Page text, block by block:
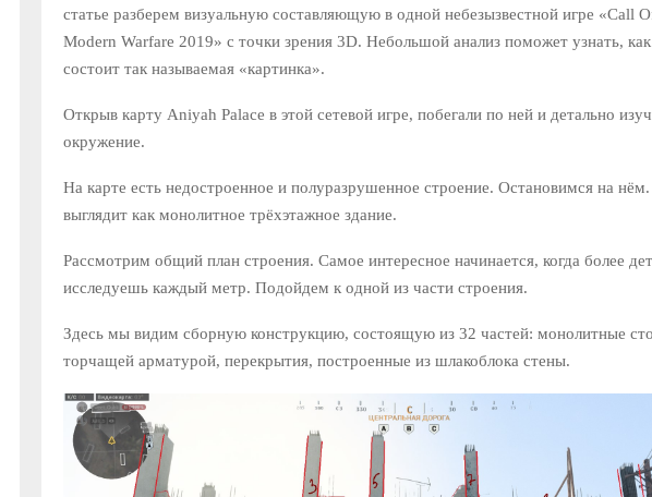
статье разберем визуальную составляющую в одной небезызвестной игре «Call
Modern Warfare 2019» с точки зрения 3D. Небольшой анализ поможет узнать, как
состоит так называемая «картинка».
Открыв карту Aniyah Palace в этой сетевой игре, побегали по ней и детально
окружение.
На карте есть недостроенное и полуразрушенное строение. Остановимся на
выглядит как монолитное трёхэтажное здание.
Рассмотрим общий план строения. Самое интересное начинается, когда более
исследуешь каждый метр. Подойдем к одной из части строения.
Здесь мы видим сборную конструкцию, состоящую из 32 частей: монолитные
торчащей арматурой, перекрытия, построенные из шлакоблока стены.